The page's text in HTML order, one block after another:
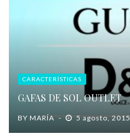
CARACTERÍSTICAS
GAFAS DE SOL OUTLET
BY MARÍA 5 agosto, 2015